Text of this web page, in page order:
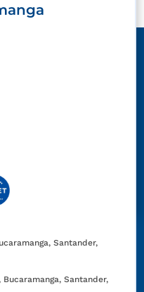
Santander,
Bucaramanga, Santander,